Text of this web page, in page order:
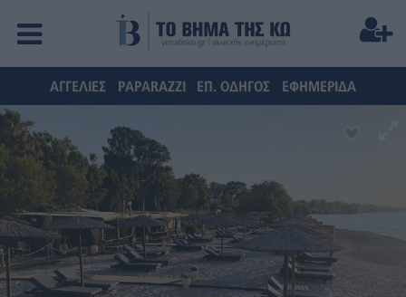
ΑΓΓΕΛΙΕΣ PAPARAZZI ΕΠ. ΟΔΗΓΟΣ ΕΦΗΜΕΡΙΔΑ